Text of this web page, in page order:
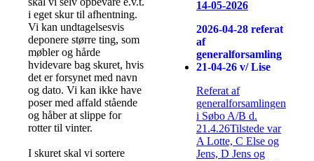
i eget skur til afhentning.
Vi kan undtagelsesvis
deponere større ting, som
møbler og hårde
hvidevare bag skuret, hvis
det er forsynet med navn
og dato. Vi kan ikke have
poser med affald stående
og håber at slippe for
rotter til vinter.
I skuret skal vi sortere
14-05-2026
2026-04-28 referat
af
generalforsamling
21-04-26 v/ Lise
Referat af
generalforsamlingen
i Søbo A/B d.
21.4.26Tilstede var
A Lotte, C Else og
Jens, D Jens og